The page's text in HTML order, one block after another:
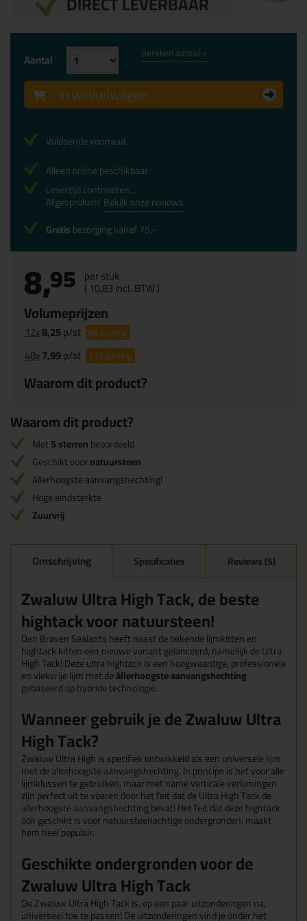
8,95 per stuk
( 10,83incl. BTW )
Volumeprijzen
12x8,25p/st 8%korting
48x7,99p/st 11%korting
Waarom dit product?
Aantal bereken aantal >
In winkelwagen
Voldoende voorraad
Alleen online beschikbaar
Levertijd controleren...
Afgesproken! Bekijk onze reviews
Gratisbezorging vanaf 75,-
Waarom dit product?
Met5 sterrenbeoordeeld
Geschikt voornatuursteen
Allerhoogste aanvangshechting!
Hoge eindsterkte
Zuurvrij
Omschrijving Specificaties Reviews (5)
Zwaluw Ultra High Tack, de beste
hightack voor natuursteen!
Den Braven Sealants heeft naast de bekende lijmkitten en
hightack kitten een nieuwe variant gelanceerd, namellijk de Ultra
High Tack! Deze ultra hightack is een hoogwaardige, professionele
en vlekvrije lijm met deállerhoogste aanvangshechting
gebaseerd op hybride technologie.
Wanneer gebruik je de Zwaluw Ultra
High Tack?
Zwaluw Ultra High is specifiek ontwikkeld als een universele lijm
met de allerhoogste aanvangshechting. In principe is het voor alle
lijmklussen te gebruiken, maar met name verticale verlijmingen
zijn perfect uit te voeren door het feit dat de Ultra High Tack de
allerhoogste aanvangshechting bevat! Het feit dat deze hightack
óók geschikt is voor natuursteenachtige ondergronden, maakt
hem heel populair.
Geschikte ondergronden voor de
Zwaluw Ultra High Tack
De Zwaluw Ultra High Tack is, op een paar uitzonderingen na,
universeel toe te passen! De uitzonderingen vind je onder het